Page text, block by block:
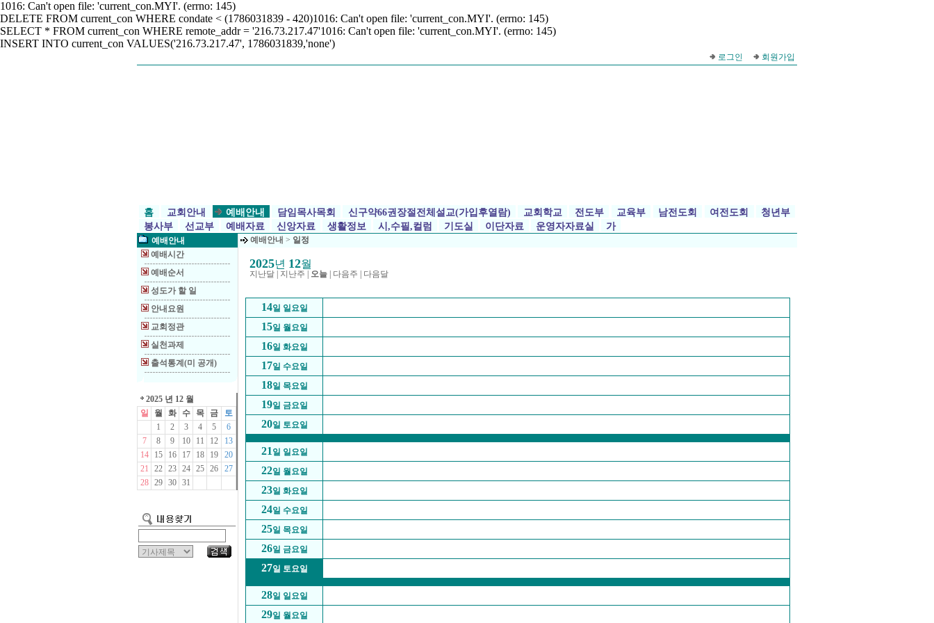
1016: Can't open file: 'current_con.MYI'. (errno: 145)
DELETE FROM current_con WHERE condate < (1786031839 - 420)1016: Can't open file: 'current_con.MYI'. (errno: 145)
SELECT * FROM current_con WHERE remote_addr = '216.73.217.47'1016: Can't open file: 'current_con.MYI'. (errno: 145)
INSERT INTO current_con VALUES('216.73.217.47', 1786031839,'none')
로그인 회원가입
홈 교회안내 예배안내 담임목사목회 신구약66권장절전체설교(가입후열람) 교회학교 전도부 교육부 남전도회 여전도회
청년부
봉사부
선교부 예배자료 신앙자료 생활정보 시,수필,컬럼 기도실 이단자료 운영자자료실 가
예배안내
예배시간
예배순서
성도가 할 일
안내요원
교회정관
실천과제
출석통계(미 공개)
2025 년 12 월
일
월 화 수 목 금
토
1
2 3 4 5
6
7
8 9 10 11 12
13
14
15 16 17 18 19
20
21
22 23 24 25 26
27
28
29 30 31
예배안내 > 일정
2025년 12월
지난달 지난주 오늘 다음주 다음달
14일 일요일
15일 월요일
16일 화요일
17일 수요일
18일 목요일
19일 금요일
20일 토요일
21일 일요일
22일 월요일
23일 화요일
24일 수요일
25일 목요일
26일 금요일
27일 토요일
28일 일요일
29일 월요일